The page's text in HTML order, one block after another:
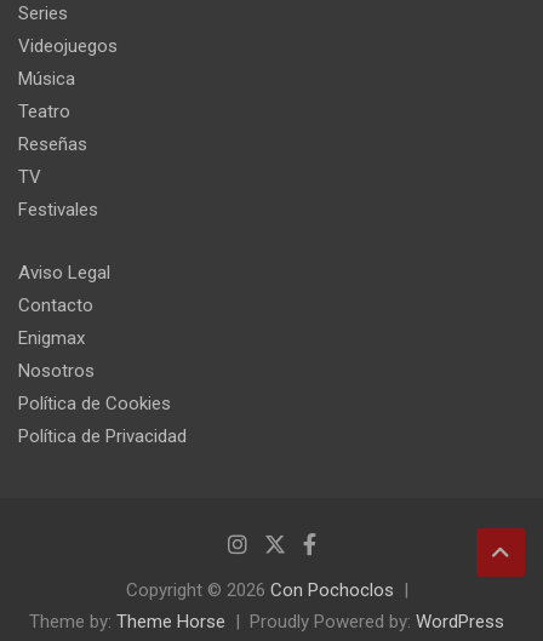
Series
Videojuegos
Música
Teatro
Reseñas
TV
Festivales
Aviso Legal
Contacto
Enigmax
Nosotros
Política de Cookies
Política de Privacidad
Copyright © 2026 Con Pochoclos
Theme by: Theme Horse Proudly Powered by: WordPress